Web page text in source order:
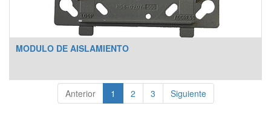
MODULO DE AISLAMIENTO
Anterior 1 2 3 Siguiente